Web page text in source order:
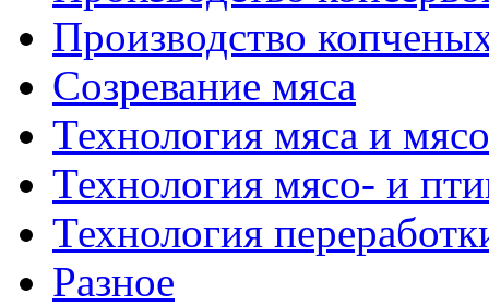
Производство
Созревание мяса
Технология мяса и
Технология мясо- и
Технология
Разное